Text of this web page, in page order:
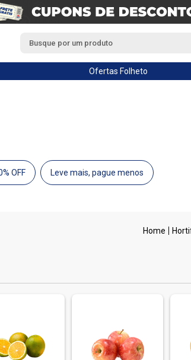
Ofertas Folheto
OFF Leve mais, pague menos